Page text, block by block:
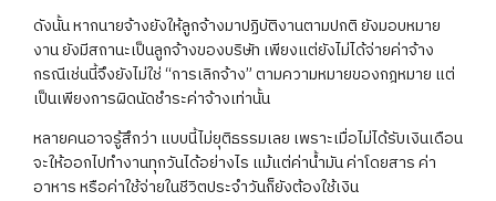
ดังนั้น หากนายจ้างยังให้ลูกจ้างมาปฏิบัติงานตามปกติ ยังมอบหมาย
งาน ยังมีสถานะเป็นลูกจ้างของบริษัท เพียงแต่ยังไม่ได้จ่ายค่าจ้าง
กรณีเช่นนี้จึงยังไม่ใช่ “การเลิกจ้าง” ตามความหมายของกฎหมาย แต่
เป็นเพียงการผิดนัดชำระค่าจ้างเท่านั้น
หลายคนอาจรู้สึกว่า แบบนี้ไม่ยุติธรรมเลย เพราะเมื่อไม่ได้รับเงินเดือน
จะให้ออกไปทำงานทุกวันได้อย่างไร แม้แต่ค่าน้ำมัน ค่าโดยสาร ค่า
อาหาร หรือค่าใช้จ่ายในชีวิตประจำวันก็ยังต้องใช้เงิน